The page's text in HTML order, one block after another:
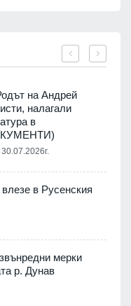
на Андрей
налагали
в
30.07.2026г.
в Русенския
мерки
р. Дунав